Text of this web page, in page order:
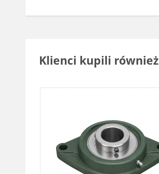
Klienci kupili również